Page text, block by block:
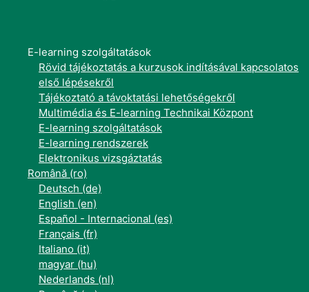
E-learning szolgáltatások
Rövid tájékoztatás a kurzusok indításával kapcsolatos
első lépésekről
Tájékoztató a távoktatási lehetőségekről
Multimédia és E-learning Technikai Központ
E-learning szolgáltatások
E-learning rendszerek
Elektronikus vizsgáztatás
Română ‎(ro)‎
Deutsch ‎(de)‎
English ‎(en)‎
Español - Internacional ‎(es)‎
Français ‎(fr)‎
Italiano ‎(it)‎
magyar ‎(hu)‎
Nederlands ‎(nl)‎